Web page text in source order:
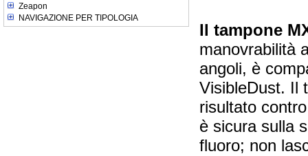
Zeapon
NAVIGAZIONE PER TIPOLOGIA
Il tampone
manovrabilità
angoli, è
VisibleDust. Il
risultato
è sicura sulla
fluoro; non